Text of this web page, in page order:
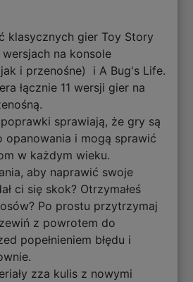
klasycznych gier Toy Story
na konsole
i przenośne) i A Bug's Life.
łącznie 11 wersji gier na
sprawiają, że gry są
opanowania i mogą sprawić
w każdym wieku.
aby naprawić swoje
ci się skok? Otrzymałeś
Po prostu przytrzymaj
z powrotem do
popełnieniem błędu i
zza kulis z nowymi